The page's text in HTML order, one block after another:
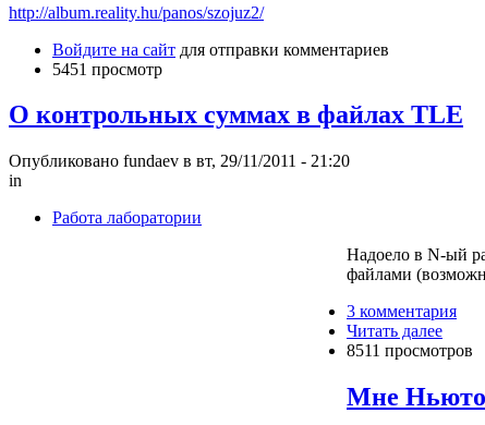
http://album.reality.hu/panos/szojuz2/
Войдите на сайт для отправки комментариев
5451 просмотр
О контрольных суммах в файлах TLE
Опубликовано fundaev в вт, 29/11/2011 - 21:20
in
Работа лаборатории
Надоело в N-ый
файлами
3 комментария
Читать далее
8511 просмотров
Мне